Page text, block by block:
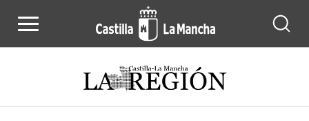
Actualidad de la región de Castilla-